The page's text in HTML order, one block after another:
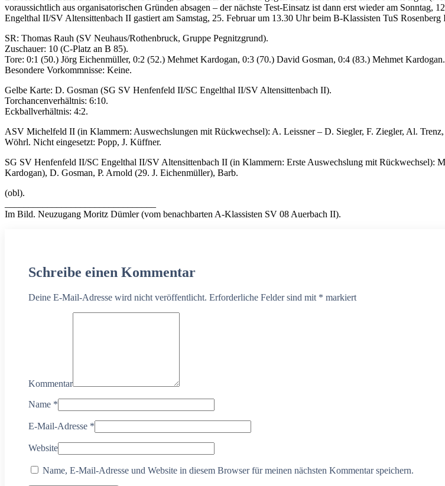
voraussichtlich aus organisatorischen Gründen absagen – der nächste Test-Einsatz ist dann erst wieder am
Engelthal II/SV Altensittenbach II gastiert am Samstag, 25. Februar um 13.30 Uhr beim B-Klassisten TuS Rosenberg
SR: Thomas Rauh (SV Neuhaus/Rothenbruck, Gruppe Pegnitzgrund).
Zuschauer: 10 (C-Platz an B 85).
Tore: 0:1 (50.) Jörg Eichenmüller, 0:2 (52.) Mehmet Kardogan, 0:3 (70.) David Gosman, 0:4 (83.) Mehmet Kardogan.
Besondere Vorkommnisse: Keine.
Gelbe Karte: D. Gosman (SG SV Henfenfeld II/SC Engelthal II/SV Altensittenbach II).
Torchancenverhältnis: 6:10.
Eckballverhältnis: 4:2.
ASV Michelfeld II (in Klammern: Auswechslungen mit Rückwechsel): A. Leissner – D. Siegler, F. Ziegler, Al.
Wöhrl. Nicht eingesetzt: Popp, J. Küffner.
SG SV Henfenfeld II/SC Engelthal II/SV Altensittenbach II (in Klammern: Erste Auswechslung mit Rückwechsel):
Kardogan), D. Gosman, P. Arnold (29. J. Eichenmüller), Barb.
(obl).
Im Bild. Neuzugang Moritz Dümler (vom benachbarten A-Klassisten SV 08 Auerbach II).
Schreibe einen Kommentar
Deine E-Mail-Adresse wird nicht veröffentlicht. Erforderliche Felder sind mit * markiert
Kommentar
Name *
E-Mail-Adresse *
Website
Name, E-Mail-Adresse und Website in diesem Browser für meinen nächsten Kommentar speichern.